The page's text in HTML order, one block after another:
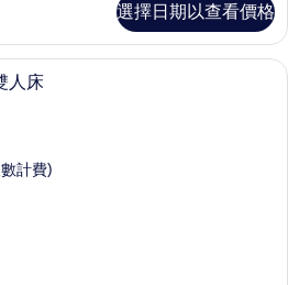
選擇日期以查看價格
標準開放式客房, 1 張特大雙人床 | 私
人床
計費)